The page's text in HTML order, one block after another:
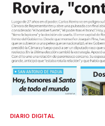
DIARIO DIGITAL